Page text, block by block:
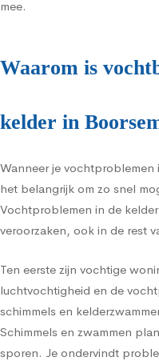
mee.
Waarom is
kelder in
Wanneer je vochtproblemen
het belangrijk om zo snel
Vochtproblemen in de
veroorzaken, ook in de rest
Ten eerste zijn vochtige
luchtvochtigheid en de
schimmels en
Schimmels en zwammen
sporen. Je ondervindt